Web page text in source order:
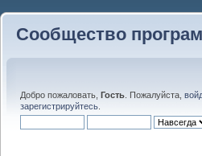
Сообщество
Добро пожаловать, Гость . Пожалуйста,
зарегистрируйтесь